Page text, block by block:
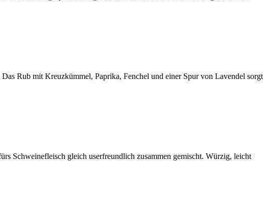
Rub mit Kreuzkümmel, Paprika, Fenchel und einer Spur von Lavendel sorgt
Schweinefleisch gleich userfreundlich zusammen gemischt. Würzig, leicht